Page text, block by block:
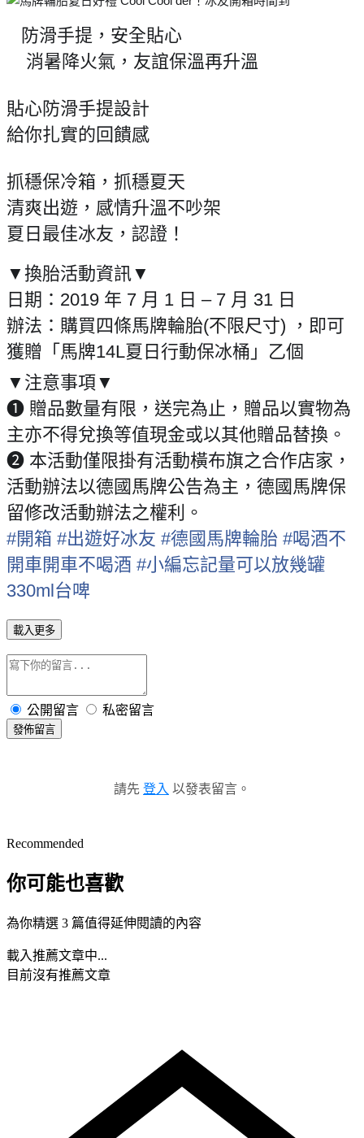
防滑手提，安全貼心
消暑降火氣，友誼保溫再升溫
貼心防滑手提設計
給你扎實的回饋感
抓穩保冷箱，抓穩夏天
清爽出遊，感情升溫不吵架
夏日最佳冰友，認證！
▼換胎活動資訊▼
日期：2019 年 7 月 1 日 – 7 月 31 日
辦法：購買四條馬牌輪胎(不限尺寸) ，即可
獲贈「馬牌14L夏日行動保冰桶」乙個
▼注意事項▼
❶ 贈品數量有限，送完為止，贈品以實物為
主亦不得兌換等值現金或以其他贈品替換。
❷ 本活動僅限掛有活動橫布旗之合作店家，
活動辦法以德國馬牌公告為主，德國馬牌保
留修改活動辦法之權利。
#開箱 #出遊好冰友 #德國馬牌輪胎 #喝酒不
開車開車不喝酒 #小編忘記量可以放幾罐
330ml台啤
載入更多
公開留言 私密留言
發佈留言
請先 登入 以發表留言。
Recommended
你可能也喜歡
為你精選 3 篇值得延伸閱讀的內容
載入推薦文章中...
目前沒有推薦文章